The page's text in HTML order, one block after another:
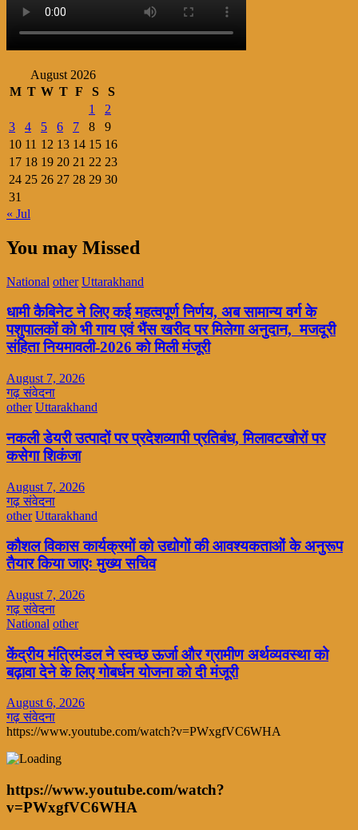
August 2026
M T W T F S
S
1
2
3
4 5 6 7 8
9
10 11 12 13 14 15 16
17 18 19 20 21 22 23
24 25 26 27 28 29 30
31
« Jul
You may Missed
National other Uttarakhand
धामी कैबिनेट ने लिए कई महत्वपूर्ण निर्णय, अब सामान्य वर्ग के
पशुपालकों को भी गाय एवं भैंस खरीद पर मिलेगा अनुदान, मजदूरी
संहिता नियमावली-2026 को मिली मंजूरी
August 7, 2026
गढ़ संवेदना
other Uttarakhand
नकली डेयरी उत्पादों पर प्रदेशव्यापी प्रतिबंध, मिलावटखोरों पर
कसेगा शिकंजा
August 7, 2026
गढ़ संवेदना
other Uttarakhand
कौशल विकास कार्यक्रमों को उद्योगों की आवश्यकताओं के अनुरूप
तैयार किया जाएः मुख्य सचिव
August 7, 2026
गढ़ संवेदना
National other
केंद्रीय मंत्रिमंडल ने स्वच्छ ऊर्जा और ग्रामीण अर्थव्यवस्था को
बढ़ावा देने के लिए गोबर्धन योजना को दी मंजूरी
August 6, 2026
गढ़ संवेदना
https://www.youtube.com/watch?v=PWxgfVC6WHA
https://www.youtube.com/watch?
v=PWxgfVC6WHA